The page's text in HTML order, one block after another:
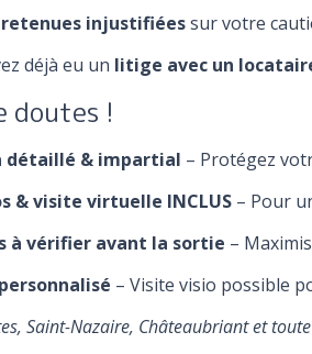
retenues injustifiéessur votre
déjà eu un litige avec un
doutes !
détaillé & impartial – Protégez
& visite virtuelle INCLUS – Pour
à vérifier avant la sortie –
– Visite visio possible
Saint-Nazaire, Châteaubriant et